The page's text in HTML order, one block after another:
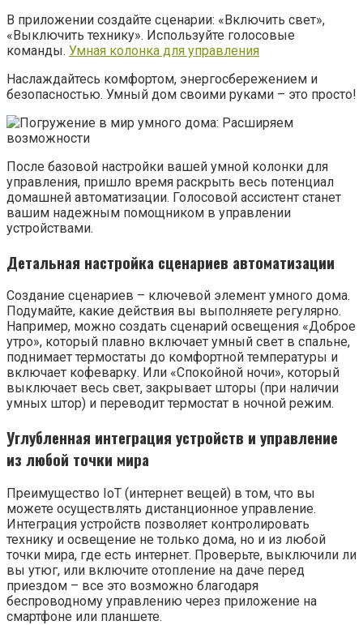
В приложении создайте сценарии: «Включить свет»,
«Выключить технику». Используйте голосовые
команды. Умная колонка для управления
Наслаждайтесь комфортом, энергосбережением и
безопасностью. Умный дом своими руками – это просто!
После базовой настройки вашей умной колонки для
управления, пришло время раскрыть весь потенциал
домашней автоматизации. Голосовой ассистент станет
вашим надежным помощником в управлении
устройствами.
Детальная настройка сценариев автоматизации
Создание сценариев – ключевой элемент умного дома.
Подумайте, какие действия вы выполняете регулярно.
Например, можно создать сценарий освещения «Доброе
утро», который плавно включает умный свет в спальне,
поднимает термостаты до комфортной температуры и
включает кофеварку. Или «Спокойной ночи», который
выключает весь свет, закрывает шторы (при наличии
умных штор) и переводит термостат в ночной режим.
Углубленная интеграция устройств и управление
из любой точки мира
Преимущество IoT (интернет вещей) в том, что вы
можете осуществлять дистанционное управление.
Интеграция устройств позволяет контролировать
технику и освещение не только дома, но и из любой
точки мира, где есть интернет. Проверьте, выключили ли
вы утюг, или включите отопление на даче перед
приездом – все это возможно благодаря
беспроводному управлению через приложение на
смартфоне или планшете.